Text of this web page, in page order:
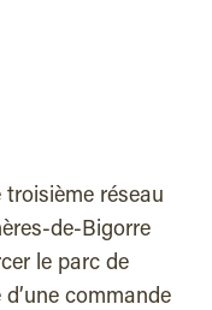
réseau
de-Bigorre
le parc de
commande